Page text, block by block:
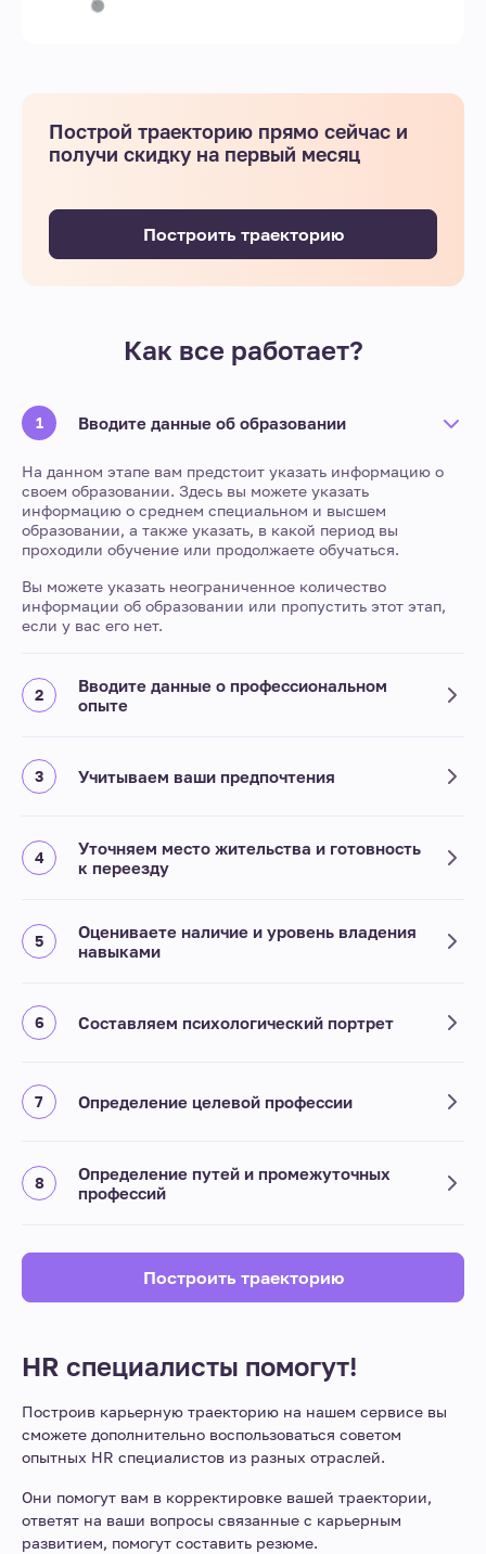
Построй траекторию прямо сейчас и
получи скидку на первый месяц
Построить траекторию
Как все работает?
Вводите данные об образовании
На данном этапе вам предстоит указать информацию о
своем образовании. Здесь вы можете указать
информацию о среднем специальном и высшем
образовании, а также указать, в какой период вы
проходили обучение или продолжаете обучаться.
Вы можете указать неограниченное количество
информации об образовании или пропустить этот этап,
если у вас его нет.
Вводите данные о профессиональном
опыте
Учитываем ваши предпочтения
Уточняем место жительства и готовность
к переезду
Оцениваете наличие и уровень владения
навыками
Составляем психологический портрет
Определение целевой профессии
Определение путей и промежуточных
профессий
Построить траекторию
HR специалисты помогут!
Построив карьерную траекторию на нашем сервисе вы
сможете дополнительно воспользоваться советом
опытных HR специалистов из разных отраслей.
Они помогут вам в корректировке вашей траектории,
ответят на ваши вопросы связанные с карьерным
развитием, помогут составить резюме.